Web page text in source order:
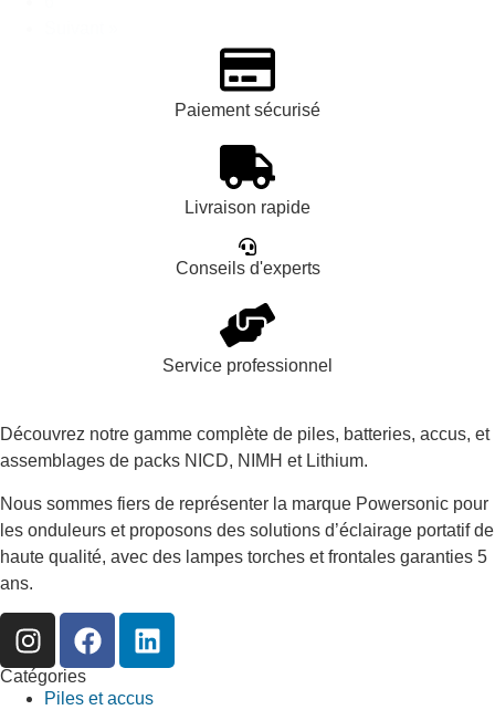
Paiement sécurisé
Livraison rapide
Conseils d'experts
Service professionnel
Découvrez notre gamme complète de piles, batteries, accus, et
assemblages de packs NICD, NIMH et Lithium.
Nous sommes fiers de représenter la marque Powersonic pour
les onduleurs et proposons des solutions d’éclairage portatif de
haute qualité, avec des lampes torches et frontales garanties 5
ans.
Catégories
Piles et accus